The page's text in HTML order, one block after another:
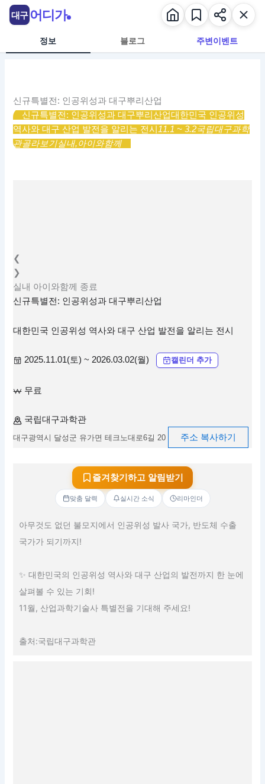
정보 블로그 주변이벤트
신규특별전: 인공위성과 대구뿌리산업
신규특별전: 인공위성과 대구뿌리산업대한민국 인공위성
역사와 대구 산업 발전을 알리는 전시 11.1 ~ 3.2국립대구과학
관골라보기실내,아이와함께
❮
❯
실내 아이와함께 종료
신규특별전: 인공위성과 대구뿌리산업
대한민국 인공위성 역사와 대구 산업 발전을 알리는 전시
2025.11.01(토) ~ 2026.03.02(월) 캘린더 추가
무료
국립대구과학관
대구광역시 달성군 유가면 테크노대로6길 20 주소 복사하기
즐겨찾기하고 알림받기
맞춤 달력 실시간 소식 리마인더
아무것도 없던 불모지에서 인공위성 발사 국가, 반도체 수출
국가가 되기까지!
✨ 대한민국의 인공위성 역사와 대구 산업의 발전까지 한 눈에
살펴볼 수 있는 기회!
11월, 산업과학기술사 특별전을 기대해 주세요!
출처:국립대구과학관
대구 어디가